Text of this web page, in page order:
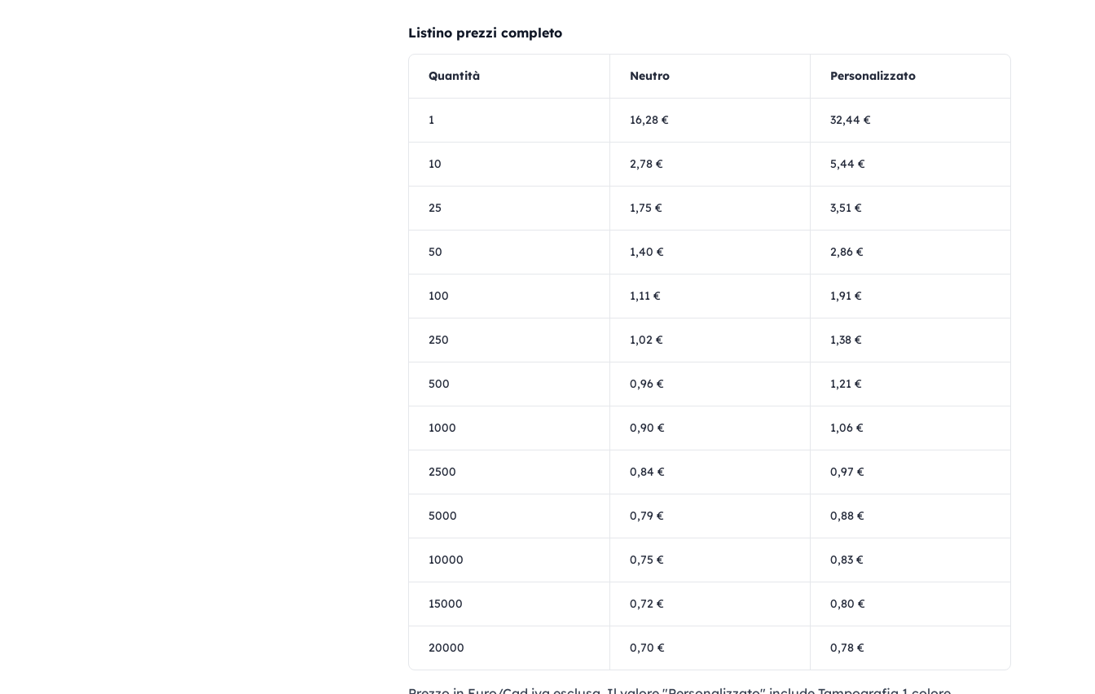
Listino prezzi completo
Quantità Neutro Personalizzato
1 16,28 € 32,44 €
10 2,78 € 5,44 €
25 1,75 € 3,51 €
50 1,40 € 2,86 €
100 1,11 € 1,91 €
250 1,02 € 1,38 €
500 0,96 € 1,21 €
1000 0,90 € 1,06 €
2500 0,84 € 0,97 €
5000 0,79 € 0,88 €
10000 0,75 € 0,83 €
15000 0,72 € 0,80 €
20000 0,70 € 0,78 €